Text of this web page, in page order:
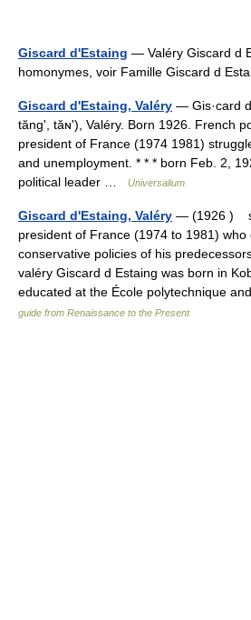
Giscard d'Estaing — Valéry Giscard d
homonymes, voir Famille Giscard d
Giscard d'Estaing, Valéry — Gis·card
tăngʹ, tăɴʹ), Valéry. Born 1926. French
president of France (1974 1981)
and unemployment. * * * born Feb. 2,
political leader …
Universalium
Giscard d'Estaing, Valéry — (1926 )
president of France (1974 to 1981) who
conservative policies of his
valéry Giscard d Estaing was born in
educated at the École polytechnique
guide from Renaissance to the Present